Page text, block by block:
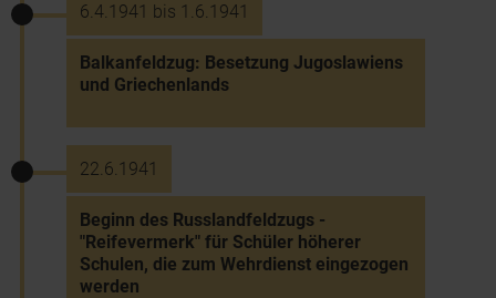
6.4.1941 bis 1.6.1941
Balkanfeldzug: Besetzung Jugoslawiens
und Griechenlands
22.6.1941
Beginn des Russlandfeldzugs -
"Reifevermerk" für Schüler höherer
Schulen, die zum Wehrdienst eingezogen
werden